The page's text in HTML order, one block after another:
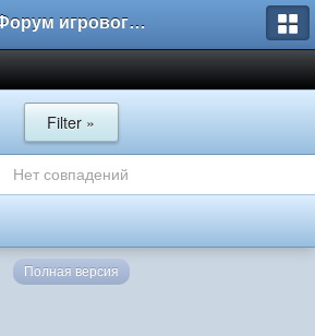
Форум игрового проекта Riverrise
Filter »
Нет совпадений
Полная версия